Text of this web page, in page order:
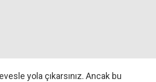
yola çıkarsınız. Ancak bu